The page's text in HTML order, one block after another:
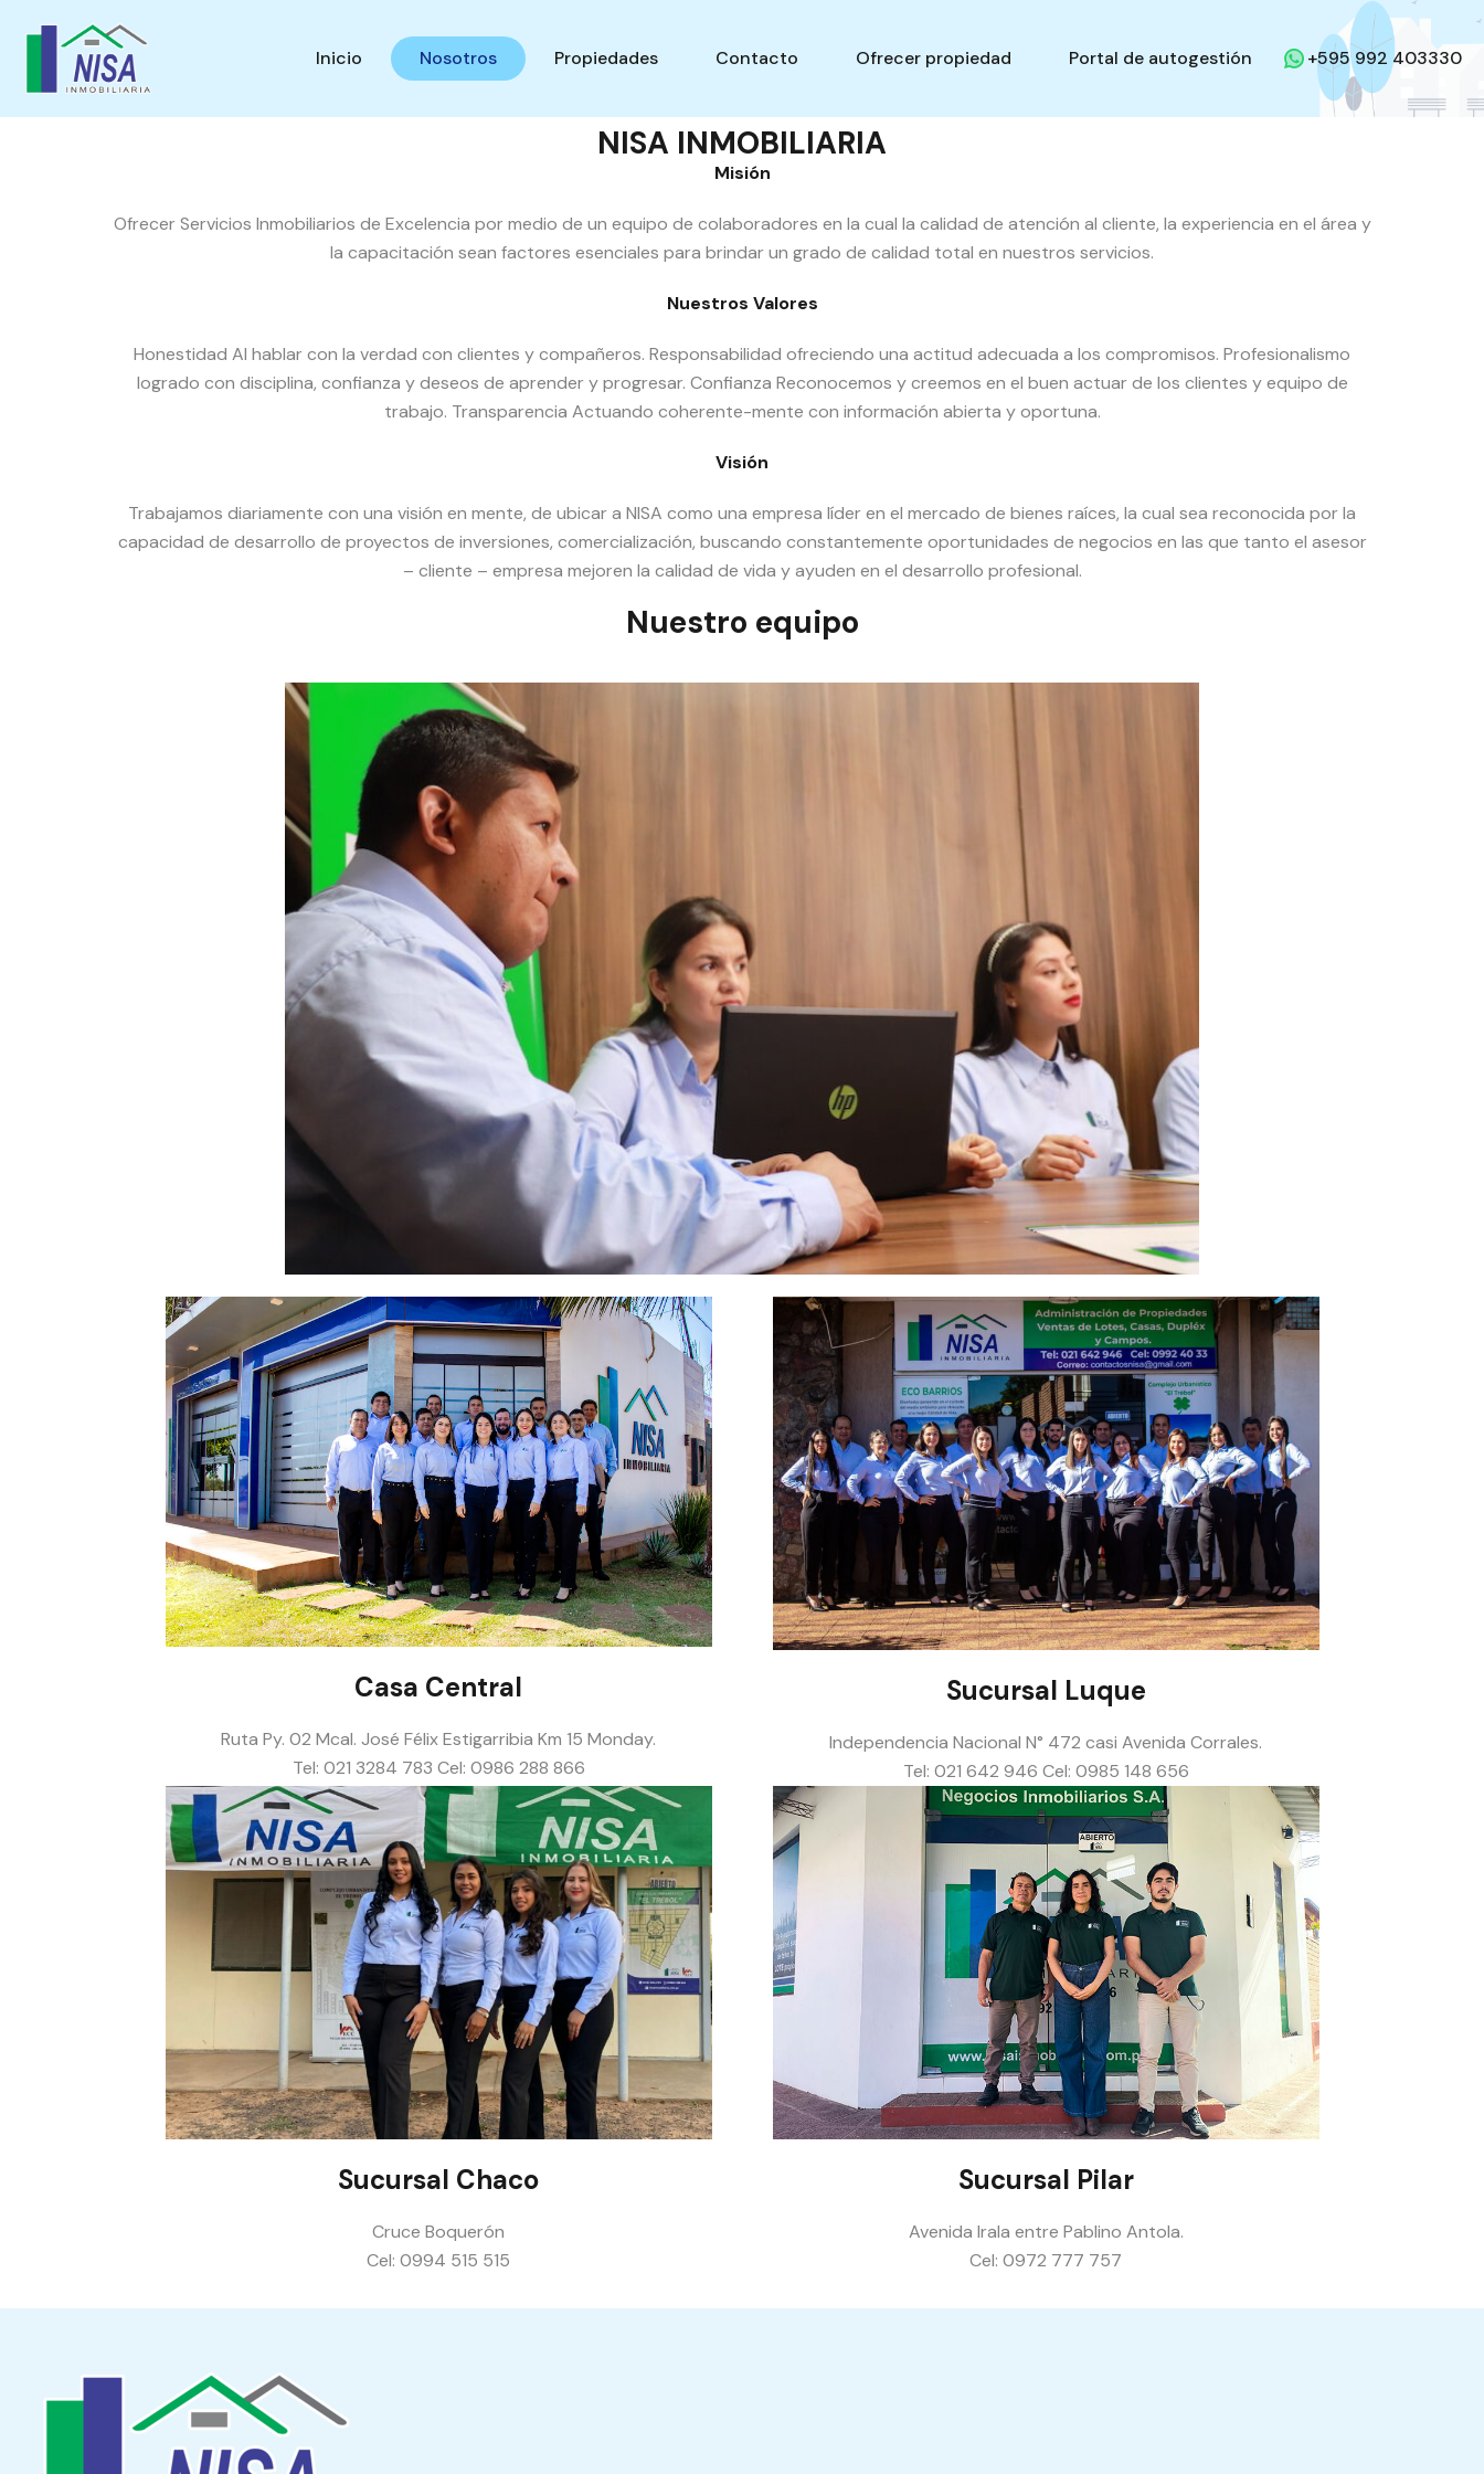
Inicio Nosotros Propiedades Contacto Ofrecer propiedad Portal de autogestión +595 992 403330
NISA INMOBILIARIA
Misión
Ofrecer Servicios Inmobiliarios de Excelencia por medio de un equipo de colaboradores en la cual la calidad de atención al cliente, la experiencia en el área y
la capacitación sean factores esenciales para brindar un grado de calidad total en nuestros servicios.
Nuestros Valores
Honestidad Al hablar con la verdad con clientes y compañeros. Responsabilidad ofreciendo una actitud adecuada a los compromisos. Profesionalismo
logrado con disciplina, confianza y deseos de aprender y progresar. Confianza Reconocemos y creemos en el buen actuar de los clientes y equipo de
trabajo. Transparencia Actuando coherente-mente con información abierta y oportuna.
Visión
Trabajamos diariamente con una visión en mente, de ubicar a NISA como una empresa líder en el mercado de bienes raíces, la cual sea reconocida por la
capacidad de desarrollo de proyectos de inversiones, comercialización, buscando constantemente oportunidades de negocios en las que tanto el asesor
– cliente – empresa mejoren la calidad de vida y ayuden en el desarrollo profesional.
Nuestro equipo
Casa Central
Ruta Py. 02 Mcal. José Félix Estigarribia Km 15 Monday.
Tel: 021 3284 783 Cel: 0986 288 866
Sucursal Luque
Independencia Nacional N° 472 casi Avenida Corrales.
Tel: 021 642 946 Cel: 0985 148 656
Sucursal Chaco
Cruce Boquerón
Cel: 0994 515 515
Sucursal Pilar
Avenida Irala entre Pablino Antola.
Cel: 0972 777 757